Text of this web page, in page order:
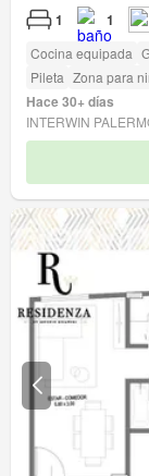
1 1
Cocina equipada
Pileta Zona para
Hace 30+ días
INTERWIN